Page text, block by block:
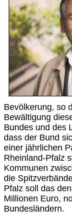
Bevölkerung, so
Bewältigung
Bundes und des
dass der Bund
einer jährlichen
Rheinland-Pfalz
Kommunen
die
Pfalz soll das
Millionen Euro,
Bundesländern.